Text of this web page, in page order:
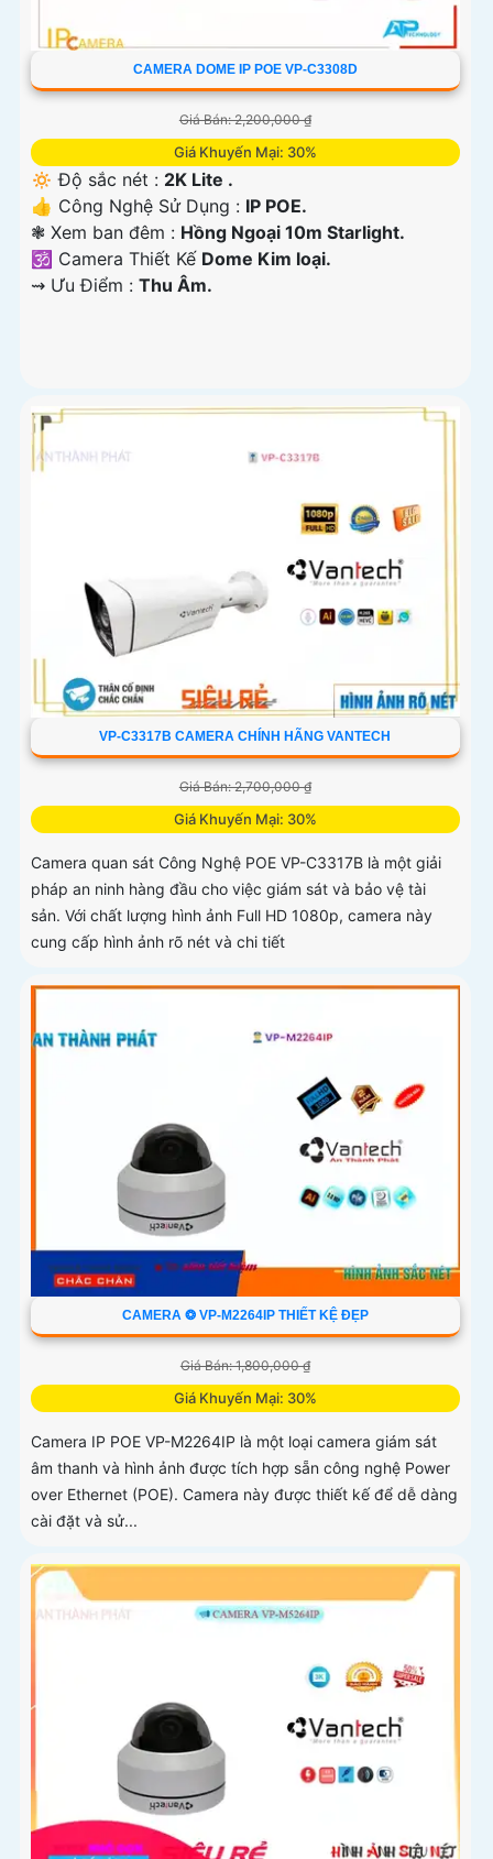
CAMERA DOME IP POE VP-C3308D
Giá Bán: 2,200,000 ₫
Giá Khuyến Mại: 30%
🔅 Độ sắc nét : 2K Lite .
👍 Công Nghệ Sử Dụng : IP POE.
❃ Xem ban đêm : Hồng Ngoại 10m Starlight.
🕉️ Camera Thiết Kế Dome Kim loại.
️⇝ Ưu Điểm : Thu Âm.
VP-C3317B CAMERA CHÍNH HÃNG VANTECH
Giá Bán: 2,700,000 ₫
Giá Khuyến Mại: 30%
Camera quan sát Công Nghệ POE VP-C3317B là một giải
pháp an ninh hàng đầu cho việc giám sát và bảo vệ tài
sản. Với chất lượng hình ảnh Full HD 1080p, camera này
cung cấp hình ảnh rõ nét và chi tiết
CAMERA ❂ VP-M2264IP THIẾT KỆ ĐẸP
Giá Bán: 1,800,000 ₫
Giá Khuyến Mại: 30%
Camera IP POE VP-M2264IP là một loại camera giám sát
âm thanh và hình ảnh được tích hợp sẵn công nghệ Power
over Ethernet (POE). Camera này được thiết kế để dễ dàng
cài đặt và sử...